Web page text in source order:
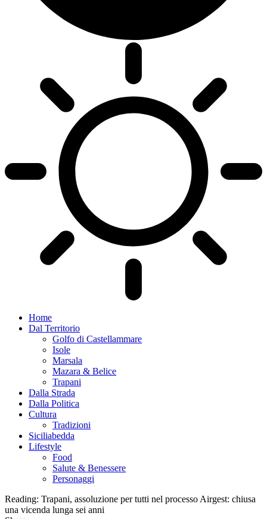
Home
Dal Territorio
Golfo di Castellammare
Isole
Marsala
Mazara & Belice
Trapani
Dalla Strada
Dalla Politica
Cultura
Tradizioni
Siciliabedda
Lifestyle
Food
Salute & Benessere
Personaggi
Reading: Trapani, assoluzione per tutti nel processo Airgest: chiusa
una vicenda lunga sei anni